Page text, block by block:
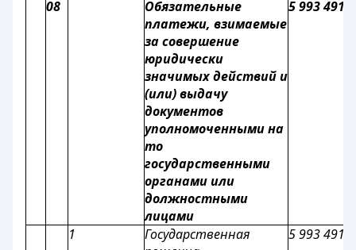
08
Обязательные
платежи, взимаемые
за совершение
юридически
значимых действий и
(или) выдачу
документов
уполномоченными на
то
государственными
органами или
должностными
лицами
5 993 491
1
Государственная
5 993 491